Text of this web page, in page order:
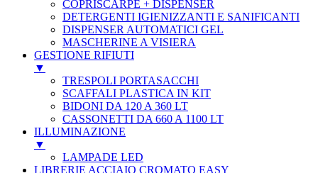
COPRISCARPE + DISPENSER
DETERGENTI IGIENIZZANTI E SANIFICANTI
DISPENSER AUTOMATICI GEL
MASCHERINE A VISIERA
GESTIONE RIFIUTI
▼
TRESPOLI PORTASACCHI
SCAFFALI PLASTICA IN KIT
BIDONI DA 120 A 360 LT
CASSONETTI DA 660 A 1100 LT
ILLUMINAZIONE
▼
LAMPADE LED
LIBRERIE ACCIAIO CROMATO EASY